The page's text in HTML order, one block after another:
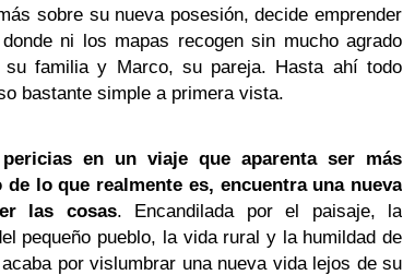
sobre su nueva posesión, decide emprender
ni los mapas recogen sin mucho agrado
su familia y Marco, su pareja. Hasta ahí todo
bastante simple a primera vista.
en un viaje que aparenta ser más
de lo que realmente es, encuentra una nueva
las cosas. Encandilada por el paisaje, la
pequeño pueblo, la vida rural y la humildad de
por vislumbrar una nueva vida lejos de su